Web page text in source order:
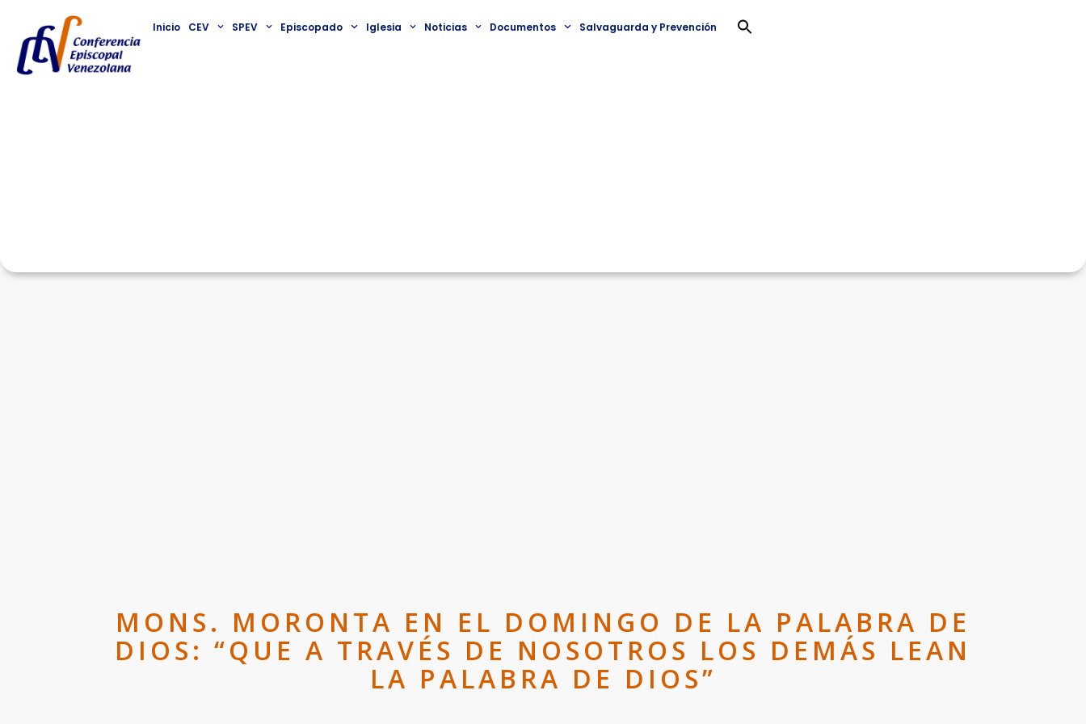
Inicio CEV SPEV Episcopado Iglesia Noticias Documentos Salvaguarda y Prevención
MONS. MORONTA EN EL DOMINGO DE LA PALABRA DE
DIOS: “QUE A TRAVÉS DE NOSOTROS LOS DEMÁS LEAN
LA PALABRA DE DIOS”